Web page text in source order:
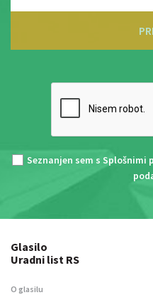
Seznanjen sem s Splošnimi
Glasilo
Uradni list RS
O glasilu